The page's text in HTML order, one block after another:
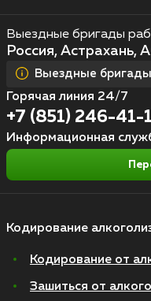
Кодирование
Кодирование от
Зашиться от
Выездные бригады
Россия, Астрахань,
Выездные
Горячая линия 24/7
+7 (851) 246-41-
Информационная